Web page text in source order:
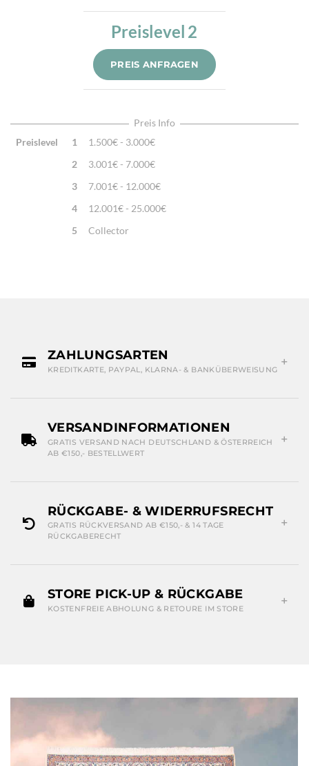
Baumwolle
Neu
160.000/m²
Handgeknüpft
Preislevel 2
PREIS ANFRAGEN
Preis Info
Preislevel
1
1.500€ - 3.000€
2
3.001€ - 7.000€
3
7.001€ - 12.000€
4
12.001€ - 25.000€
5
Collector
ZAHLUNGSARTEN
KREDITKARTE, PAYPAL, KLARNA- & BANKÜBERWEISUNG
VERSANDINFORMATIONEN
GRATIS VERSAND NACH DEUTSCHLAND & ÖSTERREICH
AB €150,- BESTELLWERT
RÜCKGABE- & WIDERRUFSRECHT
GRATIS RÜCKVERSAND AB €150,- & 14 TAGE
RÜCKGABERECHT
STORE PICK-UP & RÜCKGABE
KOSTENFREIE ABHOLUNG & RETOURE IM STORE